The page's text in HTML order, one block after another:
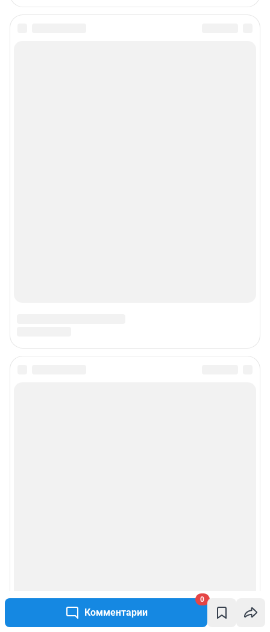
Комментарии
0